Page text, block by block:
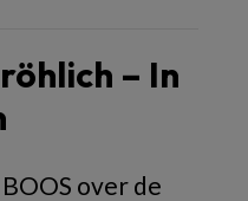
– In
over de